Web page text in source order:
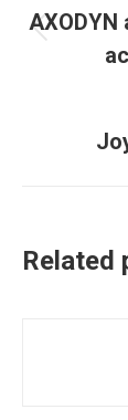
article
AXODYN
Related